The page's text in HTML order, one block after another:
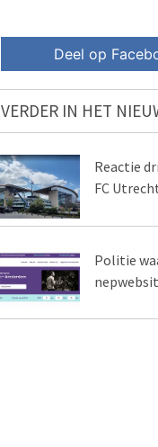
Deel op
VERDER IN HET
Reactie
FC
Politie